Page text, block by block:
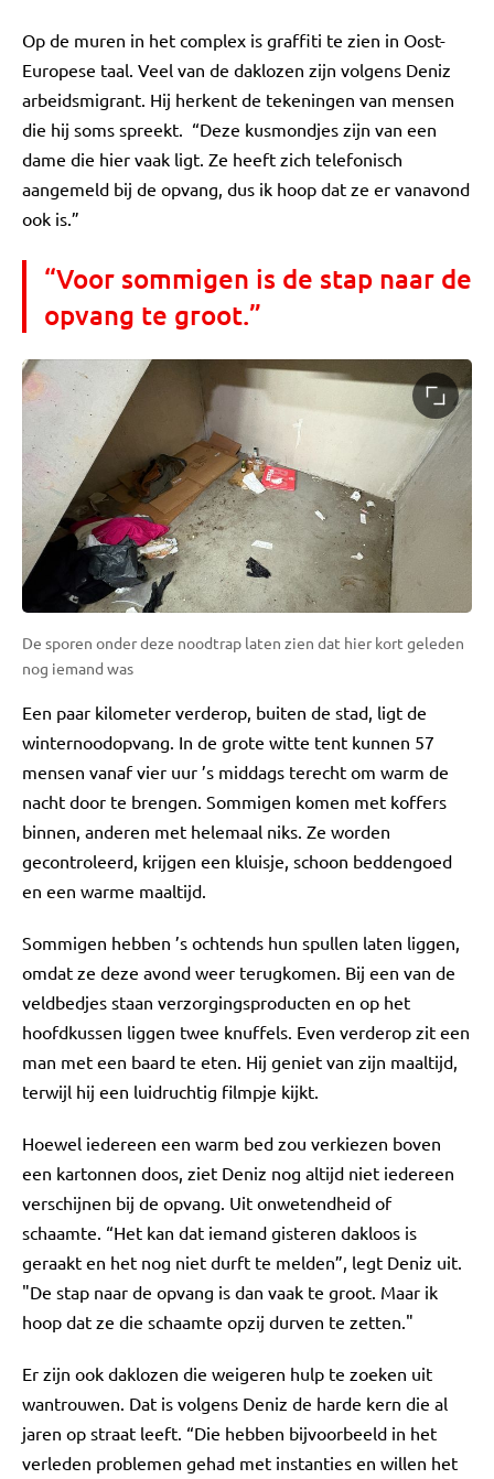
Op de muren in het complex is graffiti te zien in Oost-
Europese taal. Veel van de daklozen zijn volgens Deniz
arbeidsmigrant. Hij herkent de tekeningen van mensen
die hij soms spreekt. “Deze kusmondjes zijn van een
dame die hier vaak ligt. Ze heeft zich telefonisch
aangemeld bij de opvang, dus ik hoop dat ze er vanavond
ook is.”
“Voor sommigen is de stap naar de
opvang te groot.”
De sporen onder deze noodtrap laten zien dat hier kort geleden
nog iemand was
Een paar kilometer verderop, buiten de stad, ligt de
winternoodopvang. In de grote witte tent kunnen 57
mensen vanaf vier uur ’s middags terecht om warm de
nacht door te brengen. Sommigen komen met koffers
binnen, anderen met helemaal niks. Ze worden
gecontroleerd, krijgen een kluisje, schoon beddengoed
en een warme maaltijd.
Sommigen hebben ’s ochtends hun spullen laten liggen,
omdat ze deze avond weer terugkomen. Bij een van de
veldbedjes staan verzorgingsproducten en op het
hoofdkussen liggen twee knuffels. Even verderop zit een
man met een baard te eten. Hij geniet van zijn maaltijd,
terwijl hij een luidruchtig filmpje kijkt.
Hoewel iedereen een warm bed zou verkiezen boven
een kartonnen doos, ziet Deniz nog altijd niet iedereen
verschijnen bij de opvang. Uit onwetendheid of
schaamte. “Het kan dat iemand gisteren dakloos is
geraakt en het nog niet durft te melden”, legt Deniz uit.
"De stap naar de opvang is dan vaak te groot. Maar ik
hoop dat ze die schaamte opzij durven te zetten."
Er zijn ook daklozen die weigeren hulp te zoeken uit
wantrouwen. Dat is volgens Deniz de harde kern die al
jaren op straat leeft. “Die hebben bijvoorbeeld in het
verleden problemen gehad met instanties en willen het